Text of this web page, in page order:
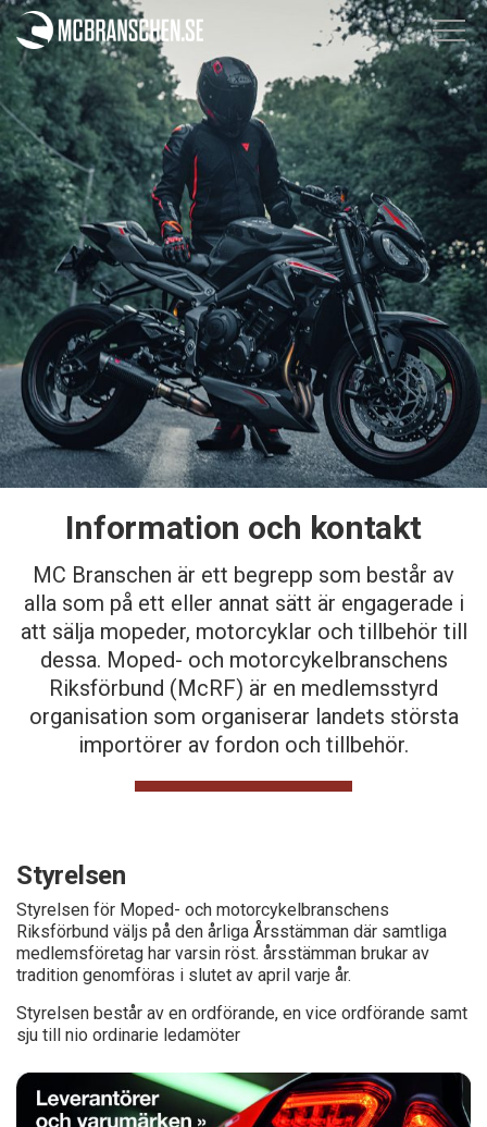
Information och kontakt
MC Branschen är ett begrepp som består av
alla som på ett eller annat sätt är engagerade i
att sälja mopeder, motorcyklar och tillbehör till
dessa. Moped- och motorcykelbranschens
Riksförbund (McRF) är en medlemsstyrd
organisation som organiserar landets största
importörer av fordon och tillbehör.
Styrelsen
Styrelsen för Moped- och motorcykelbranschens
Riksförbund väljs på den årliga Årsstämman där samtliga
medlemsföretag har varsin röst. årsstämman brukar av
tradition genomföras i slutet av april varje år.
Styrelsen består av en ordförande, en vice ordförande samt
sju till nio ordinarie ledamöter